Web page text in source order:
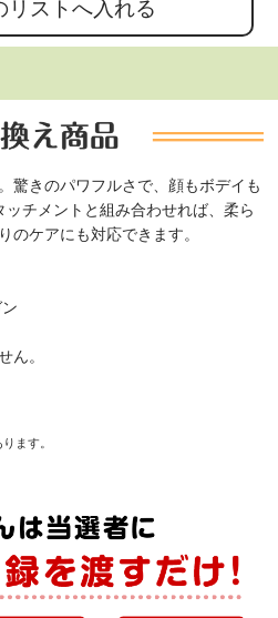
驚きのパワフルさで、顔もボデイも
チメントと組み合わせれば、柔ら
のケアにも対応できます。
ん。
ます。